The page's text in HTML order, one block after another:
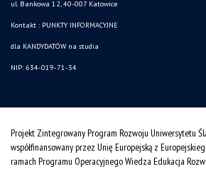
ul. Bankowa 12, 40-007 Katowice
Kontakt : PUNKTY INFORMACYJNE
dla KANDYDATÓW na studia
NIP: 634-019-71-34
Projekt Zintegrowany Program Rozwoju Uniwersytetu
współfinansowany przez Unię Europejską z
ramach Programu Operacyjnego Wiedza Edukacja